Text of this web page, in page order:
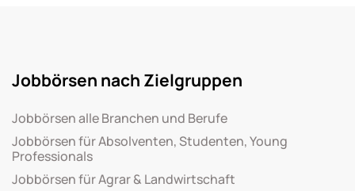
Jobbörsen nach Zielgruppen
Jobbörsen alle Branchen und Berufe
Jobbörsen für Absolventen, Studenten, Young
Professionals
Jobbörsen für Agrar & Landwirtschaft